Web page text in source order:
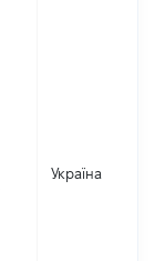
Україна